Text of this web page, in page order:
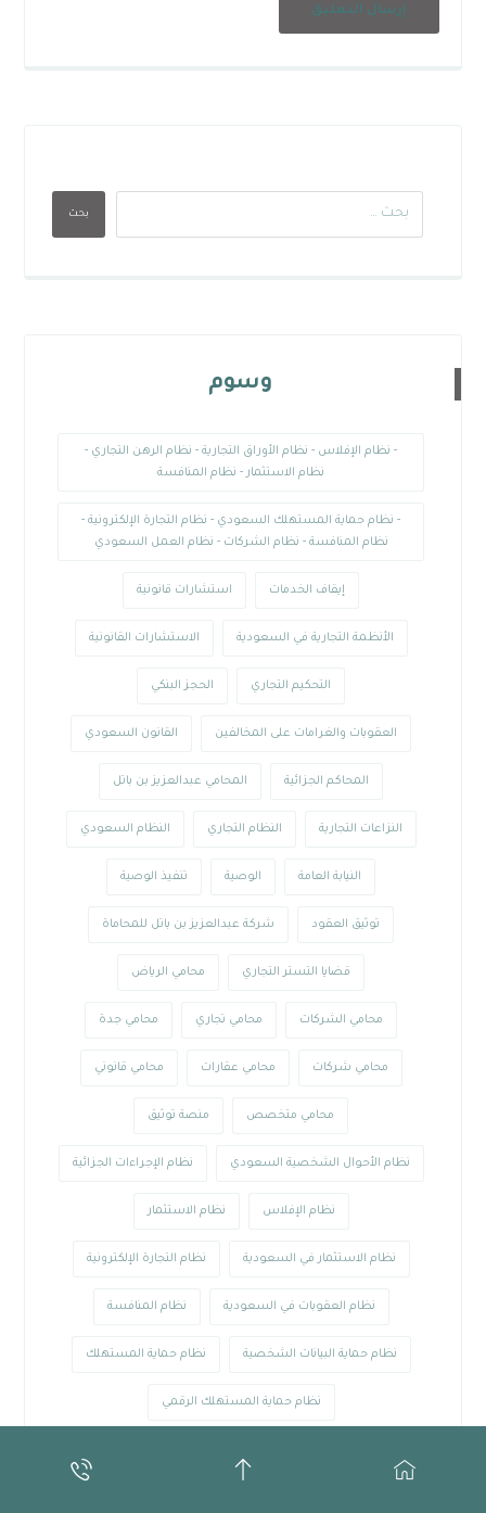
إرسال التعليق
بحث
وسوم
- نظام الإفلاس - نظام الأوراق التجارية - نظام الرهن التجاري -
نظام الاستثمار - نظام المنافسة
- نظام حماية المستهلك السعودي - نظام التجارة الإلكترونية -
نظام المنافسة - نظام الشركات - نظام العمل السعودي
إيقاف الخدمات استشارات قانونية
الأنظمة التجارية في السعودية الاستشارات القانونية
التحكيم التجاري الحجز البنكي
العقوبات والغرامات على المخالفين القانون السعودي
المحاكم الجزائية المحامي عبدالعزيز بن باتل
النزاعات التجارية النظام التجاري النظام السعودي
النيابة العامة الوصية تنفيذ الوصية
توثيق العقود شركة عبدالعزيز بن باتل للمحاماة
قضايا التستر التجاري محامي الرياض
محامي الشركات محامي تجاري محامي جدة
محامي شركات محامي عقارات محامي قانوني
محامي متخصص منصة توثيق
نظام الأحوال الشخصية السعودي نظام الإجراءات الجزائية
نظام الإفلاس نظام الاستثمار
نظام الاستثمار في السعودية نظام التجارة الإلكترونية
نظام العقوبات في السعودية نظام المنافسة
نظام حماية البيانات الشخصية نظام حماية المستهلك
نظام حماية المستهلك الرقمي